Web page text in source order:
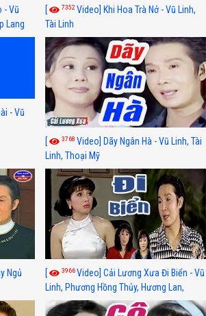
- Vũ
Lang
[ 7352 Video] Khi Hoa Trà Nở - Vũ Linh,
Tài Linh
- Vũ
[
3768 Video] Dãy Ngân Hà - Vũ Linh, Tài
Linh, Thoại Mỹ
Ngủ
[ 3966Video] Cải Lương Xưa Đi Biển - Vũ
Linh, Phương Hồng Thủy, Hương Lan,
Thanh Hằng